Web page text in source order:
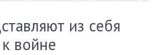
из себя
войне